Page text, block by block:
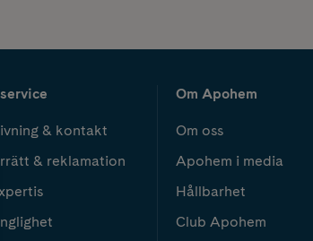
& kontakt
& reklamation
Om Apohem
Om oss
Apohem i media
Hållbarhet
Club Apohem